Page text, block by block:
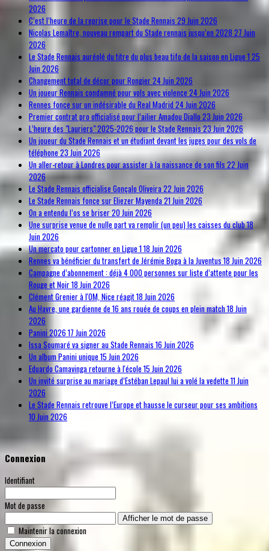
2026
C’est l’heure de la reprise pour le Stade Rennais 29 Juin 2026
Nicolas Lemaître, nouveau rempart du Stade rennais jusqu’en 2028 27 Juin
2026
Le Stade Rennais auréolé du titre du plus beau tifo de la saison en Ligue 1 25
Juin 2026
Changement total de décor pour Rongier24 Juin 2026
Un joueur Rennais condamné pour vols avec violence 24 Juin 2026
Rennes fonce sur un indésirable du Real Madrid 24 Juin 2026
Premier contrat pro officialisé pour l’ailier Amadou Diallo 23 Juin 2026
L’heure des "Lauriers" 2025-2026 pour le Stade Rennais23 Juin 2026
Un joueur du Stade Rennais et un étudiant devant les juges pour des vols de
téléphone23 Juin 2026
Un aller-retour à Londres pour assister à la naissance de son fils 22 Juin
2026
Le Stade Rennais officialise Gonçalo Oliveira 22 Juin 2026
Le Stade Rennais fonce sur Eliezer Mayenda 21 Juin 2026
On a entendu l’os se briser20 Juin 2026
Une surprise venue de nulle part va remplir (un peu) les caisses du club18
Juin 2026
Un mercato pour cartonner en Ligue 118 Juin 2026
Rennes va bénéficier du transfert de Jérémie Boga à la Juventus18 Juin 2026
Campagne d’abonnement : déjà 4 000 personnes sur liste d’attente pour les
Rouge et Noir18 Juin 2026
Clément Grenier à l'OM, Nice réagit18 Juin 2026
Au Havre, une gardienne de 16 ans rouée de coups en plein match18 Juin
2026
Panini 2026 17 Juin 2026
Issa Soumaré va signer au Stade Rennais 16 Juin 2026
Un album Panini unique 15 Juin 2026
Eduardo Camavinga retourne à l'école 15 Juin 2026
Un invité surprise au mariage d’Estéban Lepaul lui a volé la vedette11 Juin
2026
Le Stade Rennais retrouve l’Europe et hausse le curseur pour ses ambitions
10 Juin 2026
Connexion
Identifiant
Mot de passe
Afficher le mot de passe
Maintenir la connexion
Connexion